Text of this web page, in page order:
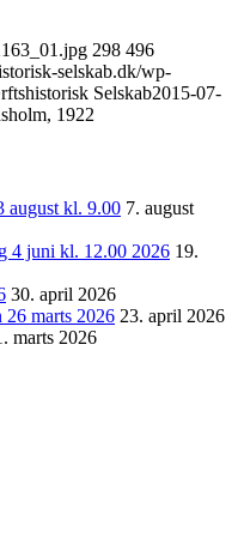
298 496
selskab.dk/wp-
Selskab2015-07-
1922
august kl. 9.00 7. august
4 juni kl. 12.00 2026 19.
30. april 2026
26 marts 2026 23. april 2026
marts 2026